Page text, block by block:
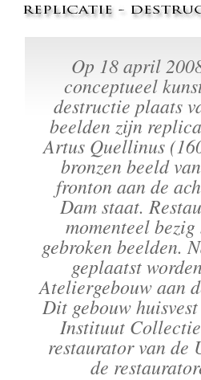
Op 18 april
conceptueel
destructie plaats
beelden zijn
Artus Quellinus
bronzen beeld
fronton aan de
Dam staat.
momenteel
gebroken beelden.
geplaatst
Ateliergebouw aan
Dit gebouw
Instituut
restaurator van de
de